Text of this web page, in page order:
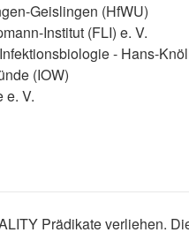
Geislingen (HfWU)
Institut (FLI) e. V.
- Hans-
(IOW)
e. V.
Prädikate verliehen.